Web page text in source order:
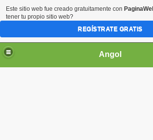
Angol
Este sitio web fue creado gratuitamente con
tener tu propio sitio web?
REGÍSTRATE GRATIS